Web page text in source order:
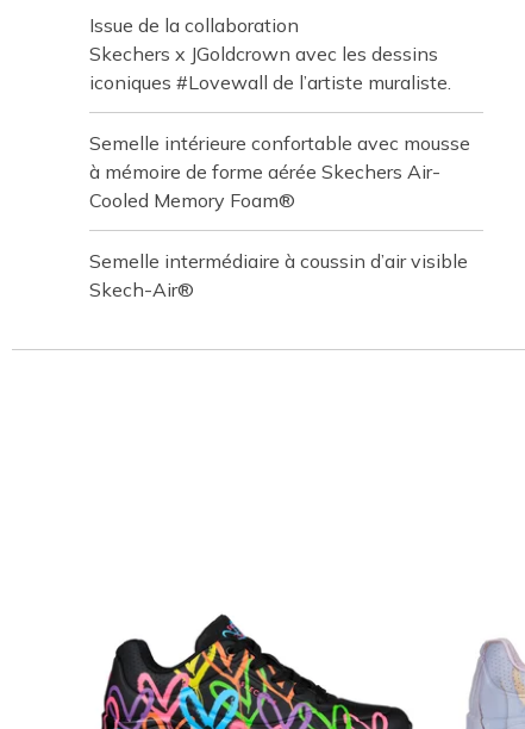
Issue de la collaboration
Skechers x JGoldcrown avec les dessins
iconiques #Lovewall de l’artiste muraliste.
Semelle intérieure confortable avec mousse
à mémoire de forme aérée Skechers Air-
Cooled Memory Foam®
Semelle intermédiaire à coussin d’air visible
Skech-Air®